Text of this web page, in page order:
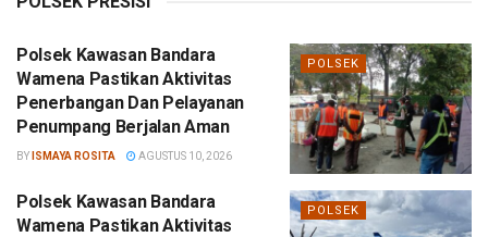
POLSEK
Polsek Kawasan Bandara
Wamena Pastikan Aktivitas
Penerbangan Dan Pelayanan
Penumpang Berjalan Aman
BY ISMAYA ROSITA AGUSTUS 10, 2026
POLSEK
Polsek Kawasan Bandara
Wamena Pastikan Aktivitas